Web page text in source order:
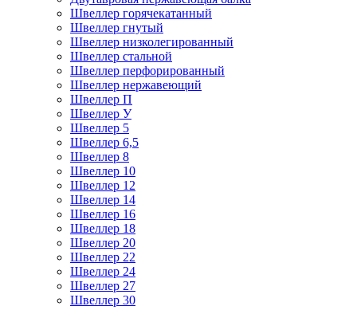
Швеллер горячекатанный
Швеллер гнутый
Швеллер низколегированный
Швеллер стальной
Швеллер перфорированный
Швеллер нержавеющий
Швеллер П
Швеллер У
Швеллер 5
Швеллер 6,5
Швеллер 8
Швеллер 10
Швеллер 12
Швеллер 14
Швеллер 16
Швеллер 18
Швеллер 20
Швеллер 22
Швеллер 24
Швеллер 27
Швеллер 30